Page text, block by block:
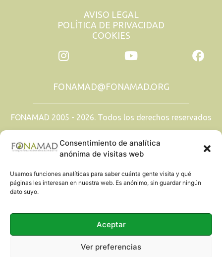
Consentimiento de analítica
anónima de visitas web
Usamos funciones analíticas para saber cuánta gente visita y qué
páginas les interesan en nuestra web. Es anónimo, sin guardar ningún
dato suyo.
Aceptar
Ver preferencias
AVISO LEGAL
POLÍTICA DE PRIVACIDAD
COOKIES
FONAMAD@FONAMAD.ORG
FONAMAD 2005 - 2026. Todos los derechos reservados
AUTORES. QUEDA PROHIBIDA SU
REPRODUCCIÓN.